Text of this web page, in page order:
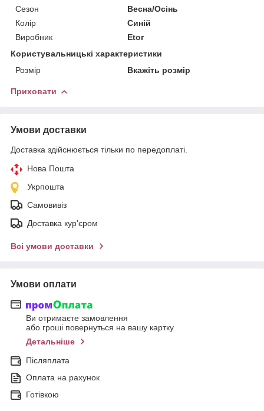
Сезон
Весна/Осінь
Колір
Синій
Виробник
Etor
Користувальницькі характеристики
Розмір
Вкажіть розмір
Приховати
Умови доставки
Доставка здійснюється тільки по передоплаті.
Нова Пошта
Укрпошта
Самовивіз
Доставка кур'єром
Всі умови доставки
Умови оплати
Ви отримаєте замовлення
або гроші повернуться на вашу картку
Детальніше
Післяплата
Оплата на рахунок
Готівкою